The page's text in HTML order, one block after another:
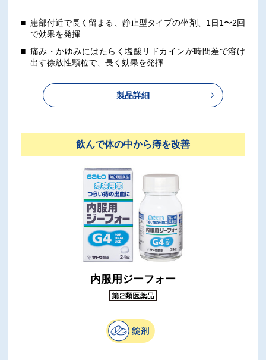
患部付近で⻑く留まる、静止型タイプの坐剤、1日1〜2回
で効果を発揮
痛み・かゆみにはたらく塩酸リドカインが時間差で溶け
出す徐放性顆粒で、長く効果を発揮
製品詳細
飲んで体の中から痔を改善
内服用ジーフォー